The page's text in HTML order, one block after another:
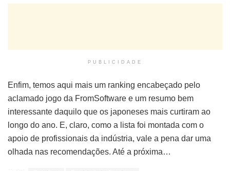
PUBLICIDADE
Enfim, temos aqui mais um ranking encabeçado pelo
aclamado jogo da FromSoftware e um resumo bem
interessante daquilo que os japoneses mais curtiram ao
longo do ano. E, claro, como a lista foi montada com o
apoio de profissionais da indústria, vale a pena dar uma
olhada nas recomendações. Até a próxima…